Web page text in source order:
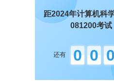
距2024年计算机科
081200考试
还有 0 0 0